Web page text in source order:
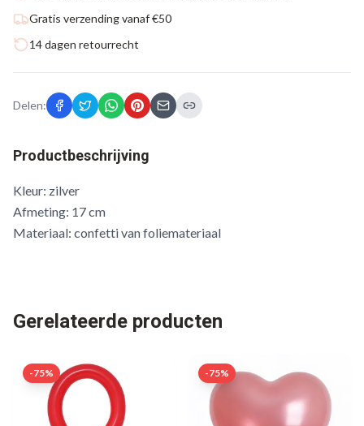
Gratis verzending vanaf €50
14 dagen retourrecht
Delen:
Productbeschrijving
Kleur: zilver
Afmeting: 17 cm
Materiaal: confetti van foliemateriaal
Gerelateerde producten
-75% -75%